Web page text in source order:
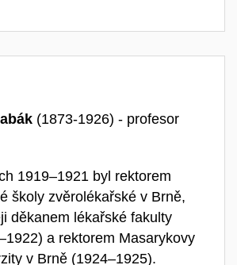
(1873-1926) - profesor
1919–1921 byl rektorem
školy zvěrolékařské v Brně,
děkanem lékařské fakulty
a rektorem Masarykovy
v Brně (1924–1925).